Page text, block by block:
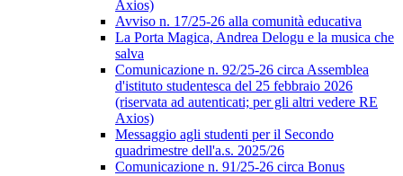
Axios)
Avviso n. 17/25-26 alla comunità educativa
La Porta Magica, Andrea Delogu e la musica che
salva
Comunicazione n. 92/25-26 circa Assemblea
d'istituto studentesca del 25 febbraio 2026
(riservata ad autenticati; per gli altri vedere RE
Axios)
Messaggio agli studenti per il Secondo
quadrimestre dell'a.s. 2025/26
Comunicazione n. 91/25-26 circa Bonus